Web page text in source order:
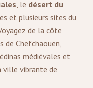
, le désert du
et plusieurs sites du
de la côte
de Chefchaouen,
médiévales et
ville vibrante de